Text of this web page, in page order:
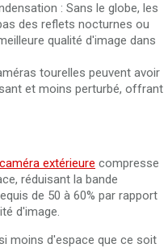
: Sans le globe, les
des reflets nocturnes ou
qualité d'image dans
tourelles peuvent avoir
et moins perturbé, offrant
caméra extérieure compresse
réduisant la bande
de 50 à 60% par rapport
d'image.
moins d'espace que ce soit